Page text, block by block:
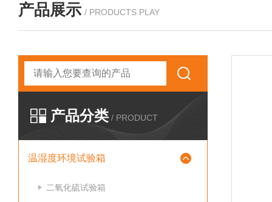
产品展示 / PRODUCTS PLAY
产品分类 / PRODUCT
温湿度环境试验箱
二氧化硫试验箱